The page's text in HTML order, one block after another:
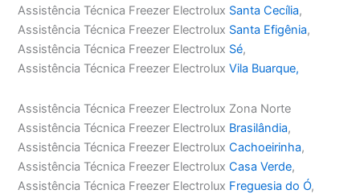
Assistência Técnica Freezer Electrolux Santa Cecília,
Assistência Técnica Freezer Electrolux Santa Efigênia,
Assistência Técnica Freezer Electrolux Sé,
Assistência Técnica Freezer ElectroluxVila Buarque,
Assistência Técnica Freezer Electrolux Zona Norte
Assistência Técnica Freezer Electrolux Brasilândia,
Assistência Técnica Freezer ElectroluxCachoeirinha,
Assistência Técnica Freezer ElectroluxCasa Verde,
Assistência Técnica Freezer Electrolux Freguesia do Ó,